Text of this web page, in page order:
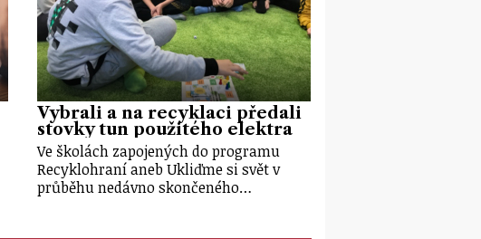
Vybrali a na recyklaci předali
stovky tun použitého elektra
Ve školách zapojených do programu
Recyklohraní aneb Ukliďme si svět v
průběhu nedávno skončeného…